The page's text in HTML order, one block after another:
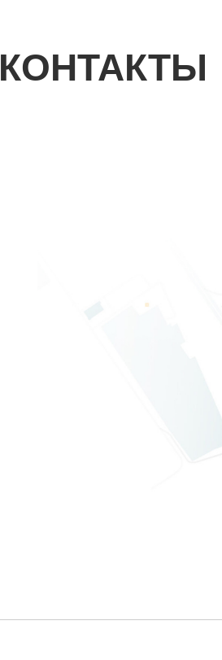
КОНТАКТЫ